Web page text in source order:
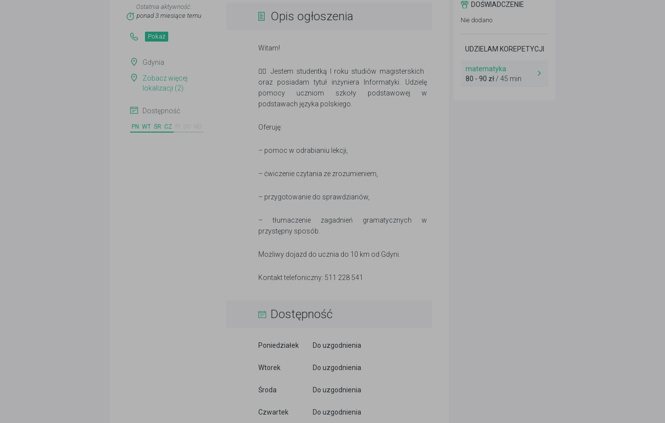
Ostatnia aktywność:
ponad 3 miesiące temu
Pokaż
Gdynia
Zobacz więcej
lokalizacji (2)
Dostępność
PN WT ŚR CZ
Opis ogłoszenia
Witam!
🙋‍♂️ Jestem studentką I roku studiów magisterskich
oraz posiadam tytuł inżyniera Informatyki. Udzielę
pomocy uczniom szkoły podstawowej w
podstawach języka polskiego.
Oferuję:
– pomoc w odrabianiu lekcji,
– ćwiczenie czytania ze zrozumieniem,
– przygotowanie do sprawdzianów,
– tłumaczenie zagadnień gramatycznych w
przystępny sposób.
Możliwy dojazd do ucznia do 10 km od Gdyni.
Kontakt telefoniczny: 511 228 541
Dostępność
Poniedziałek Do uzgodnienia
Wtorek Do uzgodnienia
Środa Do uzgodnienia
Czwartek Do uzgodnienia
DOŚWIADCZENIE
Nie dodano
UDZIELAM KOREPETYCJI
matematyka
80 - 90 zł / 45 min